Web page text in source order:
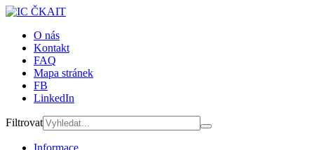
O nás
Kontakt
FAQ
Mapa stránek
FB
LinkedIn
Filtrovat
Informace